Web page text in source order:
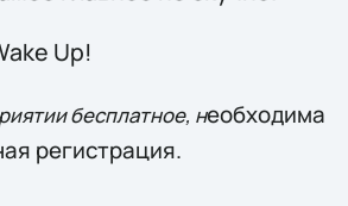
Up!
бесплатное, необходима
регистрация.